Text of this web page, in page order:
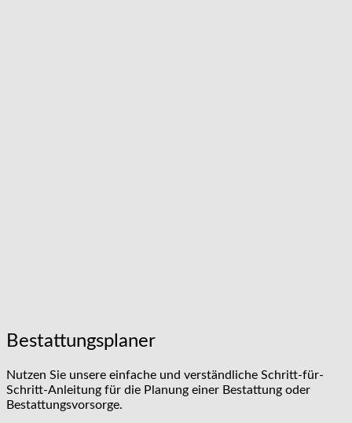
Bestattungsplaner
Nutzen Sie unsere einfache und verständliche Schritt-für-
Schritt-Anleitung für die Planung einer Bestattung oder
Bestattungsvorsorge.